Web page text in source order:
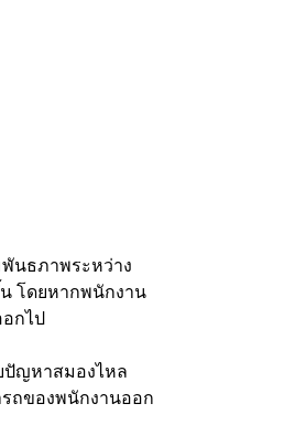
นธภาพระหว่าง
โดยหากพนักงาน
กไป
ปัญหาสมองไหล
ถของพนักงานออก